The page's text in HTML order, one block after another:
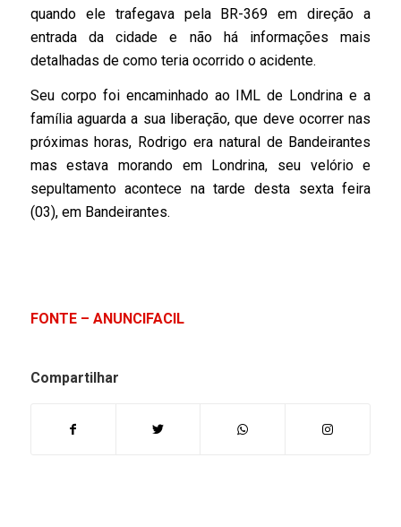
quando ele trafegava pela BR-369 em direção a
entrada da cidade e não há informações mais
detalhadas de como teria ocorrido o acidente.
Seu corpo foi encaminhado ao IML de Londrina e a
família aguarda a sua liberação, que deve ocorrer nas
próximas horas, Rodrigo era natural de Bandeirantes
mas estava morando em Londrina, seu velório e
sepultamento acontece na tarde desta sexta feira
(03), em Bandeirantes.
FONTE – ANUNCIFACIL
Compartilhar